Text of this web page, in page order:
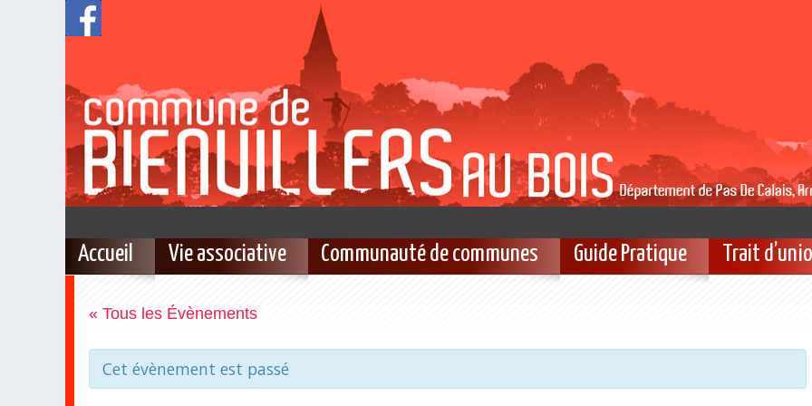
Accueil Vie associative Communauté de communes Guide Pratique Trait
« Tous les Évènements
Cet évènement est passé